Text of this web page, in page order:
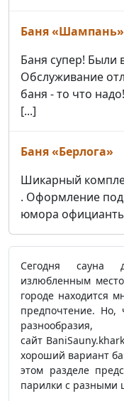
Сегодня сауна
излюбленным
городе находится
предпочтение. Но,
сайт
хороший вариант
этом разделе
парилки с разными
Баня «Шампань»
Баня супер! Были
Обслуживание
баня - то что
[...]
Баня «Берлога»
Шикарный
. Оформление под
юмора